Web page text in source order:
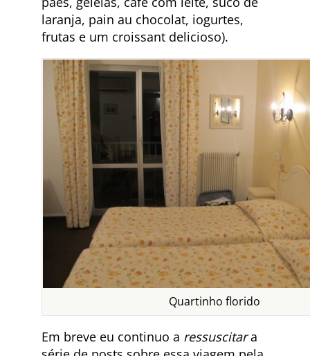
laranja, pain au chocolat, iogurtes,
frutas e um croissant delicioso).
Quartinho florido
Em breve eu continuo a ressuscitara